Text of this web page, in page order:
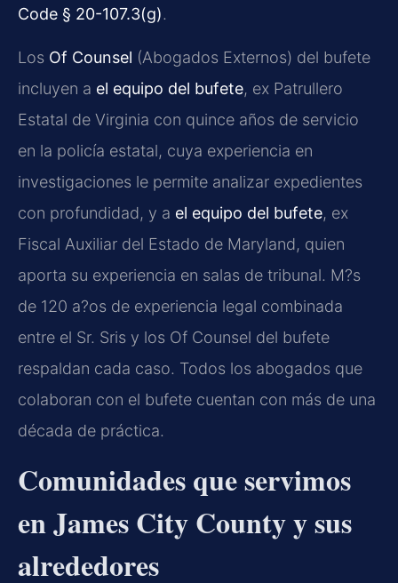
Code § 20-107.3(g).
Los Of Counsel (Abogados Externos) del bufete
incluyen a el equipo del bufete, ex Patrullero
Estatal de Virginia con quince años de servicio
en la policía estatal, cuya experiencia en
investigaciones le permite analizar expedientes
con profundidad, y a el equipo del bufete, ex
Fiscal Auxiliar del Estado de Maryland, quien
aporta su experiencia en salas de tribunal. M?s
de 120 a?os de experiencia legal combinada
entre el Sr. Sris y los Of Counsel del bufete
respaldan cada caso. Todos los abogados que
colaboran con el bufete cuentan con más de una
década de práctica.
Comunidades que servimos
en James City County y sus
alrededores